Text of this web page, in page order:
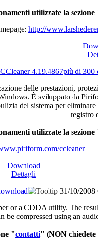
utilizzate la sezione
http://
CCleaner 4.19.4867più di 300
delle prestazioni,
È sviluppato da
del sistema pereliminare
registro
utilizzatela sezione
ccleaner
Download
Dettagli
31/10/2008
or a CDDA utility. The
be compressed using an
"contatti" (NON